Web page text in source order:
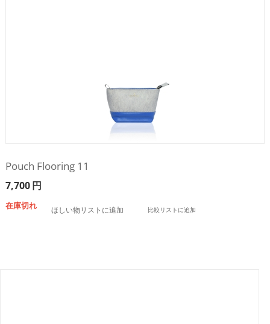
Pouch Flooring 11
7,700円
在庫切れ ほしい物リストに追加 比較リストに追加